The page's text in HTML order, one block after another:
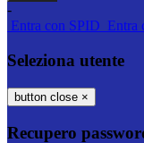
-
Entra con SPID Entra
Seleziona utente
button close ×
Recupero